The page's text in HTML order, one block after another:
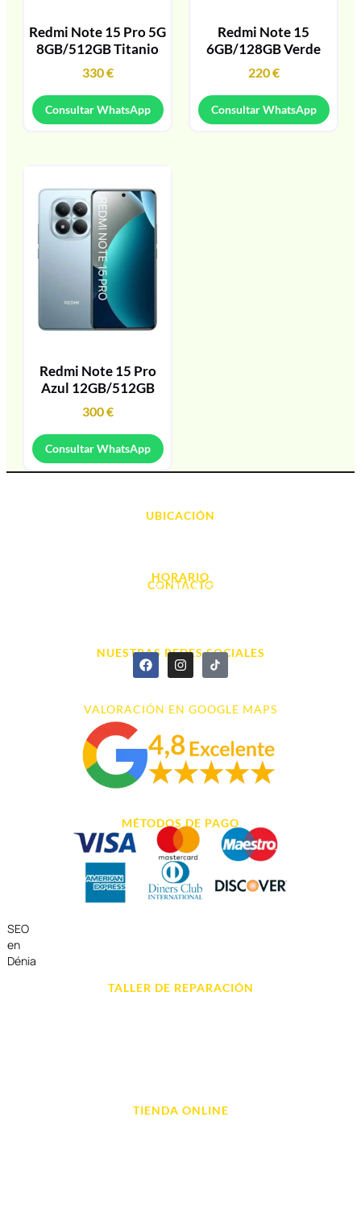
Redmi Note 15 Pro 5G
8GB/512GB Titanio
330€
Consultar WhatsApp
Redmi Note 15
6GB/128GB Verde
220€
Consultar WhatsApp
Redmi Note 15 Pro
Azul 12GB/512GB
300€
Consultar WhatsApp
UBICACIÓN
HORARIO
L. - S. 10:00h a 22:00h
CONTACTO
NUESTRAS REDES SOCIALES
VALORACIÓN EN GOOGLE MAPS
MÉTODOS DE PAGO
SEO
en
Dénia
TALLER DE REPARACIÓN
TIENDA ONLINE